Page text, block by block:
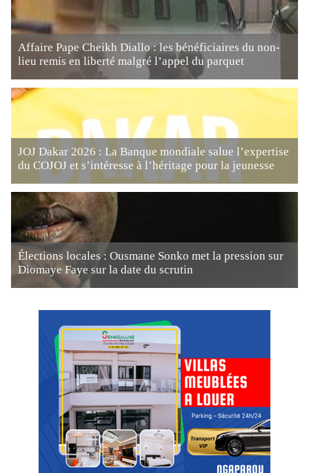
Affaire Pape Cheikh Diallo : les bénéficiaires du non-
lieu remis en liberté malgré l’appel du parquet
JOJ Dakar 2026 : La Banque mondiale salue l’expertise
du COJOJ et s’intéresse à l’héritage pour la jeunesse
Élections locales : Ousmane Sonko met la pression sur
Diomaye Faye sur la date du scrutin